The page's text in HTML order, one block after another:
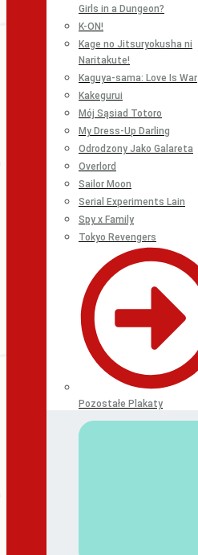
Girls in a Dungeon?
K-ON!
Kage no Jitsuryokusha ni
Naritakute!
Kaguya-sama: Love Is War
Kakegurui
Mój Sąsiad Totoro
My Dress-Up Darling
Odrodzony Jako Galareta
Overlord
Sailor Moon
Serial Experiments Lain
Spy x Family
Tokyo Revengers
Pozostałe Plakaty